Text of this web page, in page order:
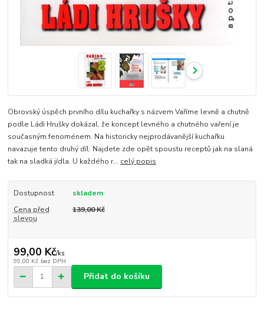
Obrovský úspěch prvního dílu kuchařky s názvem Vaříme levně a chutně
podle Láďi Hrušky dokázal, že koncept levného a chutného vaření je
současným fenoménem. Na historicky nejprodávanější kuchařku
navazuje tento druhý díl. Najdete zde opět spoustu receptů jak na slaná
tak na sladká jídla. U každého r... celý popis
Dostupnost
skladem
Cena před
slevou
139,00 Kč
99,00 Kč/ks
99,00 Kč bez DPH
Přidat do košíku